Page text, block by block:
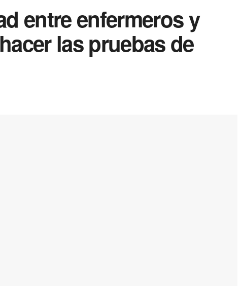
entre enfermeros y
las pruebas de